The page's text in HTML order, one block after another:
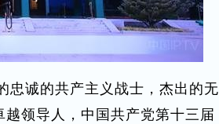
诚的共产主义战士，杰出的无
领导人，中国共产党第十三届